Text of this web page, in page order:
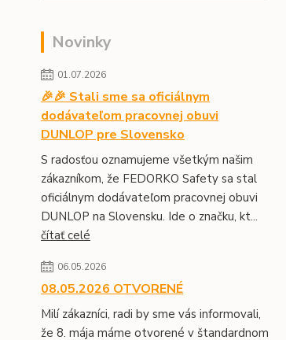
Novinky
01.07.2026
🎉🎉 Stali sme sa oficiálnym
dodávateľom pracovnej obuvi
DUNLOP pre Slovensko
S radosťou oznamujeme všetkým našim
zákazníkom, že FEDORKO Safety sa stal
oficiálnym dodávateľom pracovnej obuvi
DUNLOP na Slovensku. Ide o značku, kt...
čítať celé
06.05.2026
08.05.2026 OTVORENÉ
Milí zákazníci, radi by sme vás informovali,
že 8. mája máme otvorené v štandardnom